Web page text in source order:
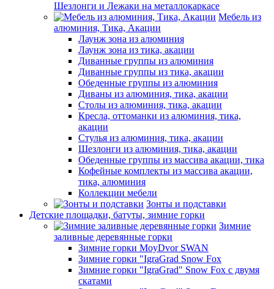
Шезлонги и Лежаки на металлокаркасе
Мебель из
алюминия, Тика, Акации
Лаунж зона из алюминия
Лаунж зона из тика, акации
Диванные группы из алюминия
Диванные группы из тика, акации
Обеденные группы из алюминия
Диваны из алюминия, тика, акации
Столы из алюминия, тика, акации
Кресла, оттоманки из алюминия, тика,
акации
Стулья из алюминия, тика, акации
Шезлонги из алюминия, тика, акации
Обеденные группы из массива акации, тика
Кофейные комплекты из массива акации,
тика, алюминия
Коллекции мебели
Зонты и подставки
Детские площадки, батуты, зимние горки
Зимние
заливные деревянные горки
Зимние горки MoyDvor SWAN
Зимние горки "IgraGrad Snow Fox
Зимние горки "IgraGrad" Snow Fox с двумя
скатами